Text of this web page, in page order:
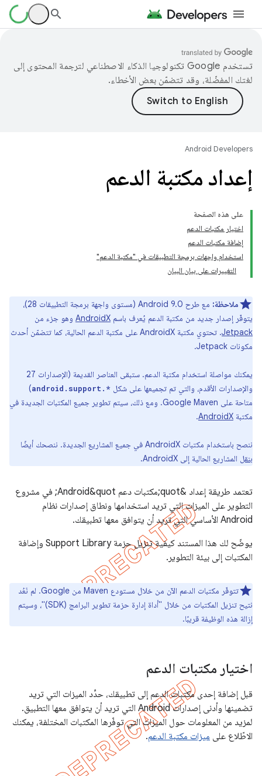
تستخدم Google تكنولوجيا الذكاء الاصطناعي لترجمة المحتوى إلى
لغتك المفضّلة، وقد تتضمّن بعض الأخطاء.
Android Developers
إعداد مكتبة الدعم
على هذه الصفحة
اختيار مكتبات الدعم
إضافة مكتبات الدعم
استخدام واجهات برمجة التطبيقات في "مكتبة الدعم"
التغييرات على بيان البيان
ملاحظة:
مع طرح Android 9.0 (مستوى واجهة برمجة التطبيقات 28)،
يتوفّر إصدار جديد من مكتبة الدعم يُعرف باسم AndroidX وهو جزء من
Jetpack
. تحتوي مكتبة AndroidX على مكتبة الدعم الحالية، كما تتضمّن أحدث
مكونات Jetpack.
يمكنك مواصلة استخدام مكتبة الدعم. ستبقى العناصر القديمة (الإصدارات 27
والإصدارات الأقدم، والتي تم تجميعها على شكل android.support.*
)
متاحة على Google Maven. ومع ذلك، سيتم تطوير جميع المكتبات الجديدة في
مكتبة AndroidX
.
ننصح باستخدام مكتبات AndroidX في جميع المشاريع الجديدة. ننصحك أيضًا
بنقل المشاريع الحالية إلى AndroidX.
تعتمد طريقة إعداد &quot;مكتبات دعم Android&quot; في مشروع
التطوير على الميزات التي تريد استخدامها ونطاق إصدارات نظام
Android الأساسي التي تريد أن يتوافق معها تطبيقك.
يوضّح لك هذا المستند كيفية تنزيل حزمة Support Library وإضافة
المكتبات إلى بيئة التطوير.
تتوفّر مكتبات الدعم الآن من خلال مستودع Maven من Google. لم نَعُد
نتيح تنزيل المكتبات من خلال "أداة إدارة حزمة تطوير البرامج (SDK)"، وسيتم
إزالة هذه الوظيفة قريبًا.
اختيار مكتبات الدعم
قبل إضافة إحدى مكتبات الدعم إلى تطبيقك، حدِّد الميزات التي تريد
تضمينها وأدنى إصدارات Android التي تريد أن يتوافق معها التطبيق.
لمزيد من المعلومات حول الميزات التي توفّرها المكتبات المختلفة، يمكنك
الاطّلاع على ميزات مكتبة الدعم.